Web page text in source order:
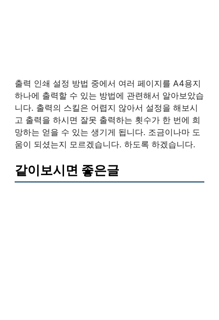
출력 인쇄 설정 방법 중에서 여러 페이지를 A4용지
하나에 출력할 수 있는 방법에 관련해서 알아보았습
니다. 출력의 스킬은 어렵지 않아서 설정을 해보시
고 출력을 하시면 잘못 출력하는 횟수가 한 번에 희
망하는 얻을 수 있는 생기게 됩니다. 조금이나마 도
움이 되셨는지 모르겠습니다. 하도록 하겠습니다.
같이보시면 좋은글